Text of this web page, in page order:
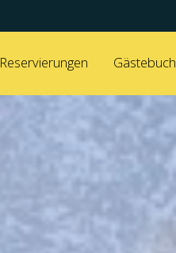
Reservierungen Gästebuch